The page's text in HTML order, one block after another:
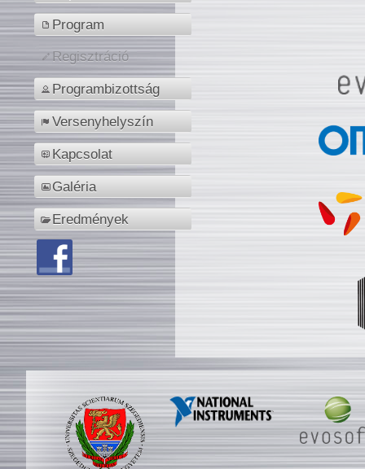
Program
Regisztráció
Programbizottság
Versenyhelyszín
Kapcsolat
Galéria
Eredmények